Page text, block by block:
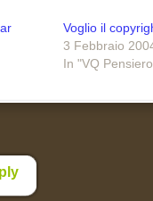
Voglio il
3 Febbraio
In "VQ